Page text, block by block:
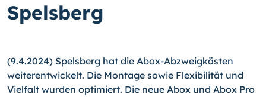
Spelsberg
(9.4.2024) Spelsberg hat die Abox-Abzweigkästen
weiterentwickelt. Die Montage sowie Flexibilität und
Vielfalt wurden optimiert. Die neue Abox und Abox Pro